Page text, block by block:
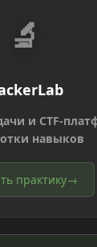
🔬
и CTF-
навыков
практику→